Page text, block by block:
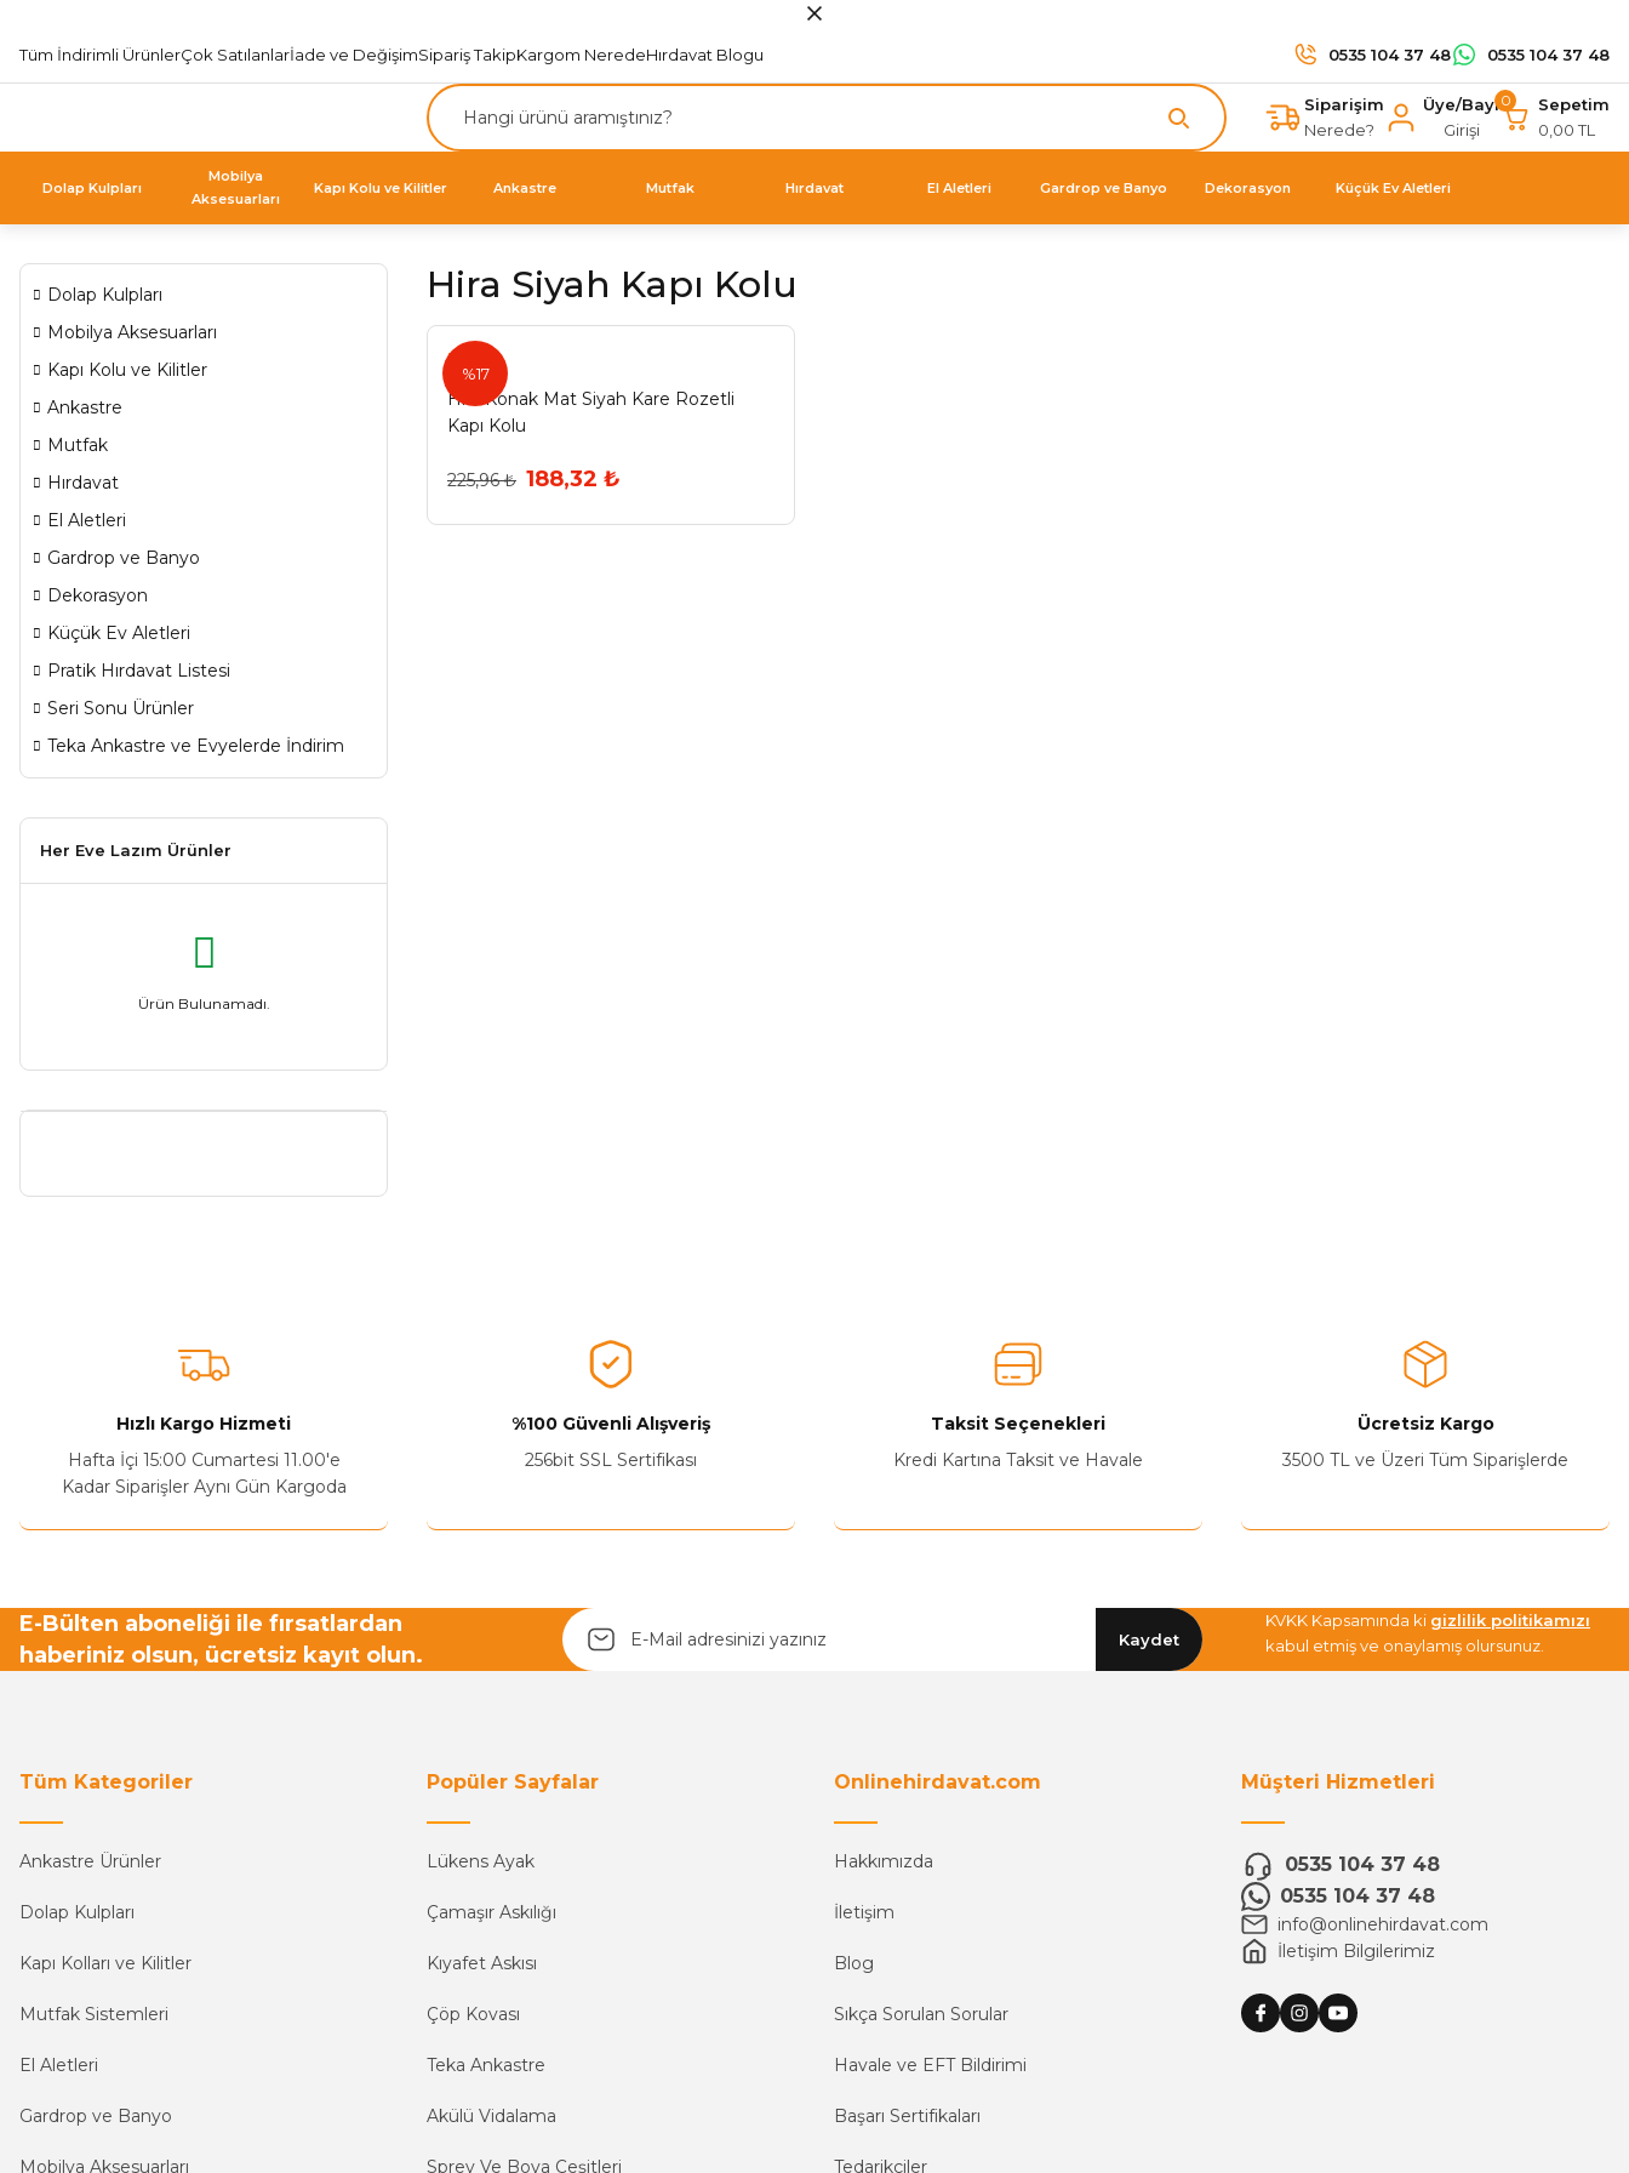
Tüm İndirimli ÜrünlerÇok Satılanlarİade ve DeğişimSipariş TakipKargom NeredeHırdavat Blogu 0535 104 37 48 0535 104 37 48
Siparişim
Nerede?
Üye/Bayi
Girişi
0
Sepetim
0,00 TL
Dolap Kulpları
Mobilya
Aksesuarları
Kapı Kolu ve Kilitler Ankastre Mutfak Hırdavat El Aletleri Gardrop ve Banyo Dekorasyon Küçük Ev Aletleri
Dolap Kulpları
Mobilya Aksesuarları
Kapı Kolu ve Kilitler
Ankastre
Mutfak
Hırdavat
El Aletleri
Gardrop ve Banyo
Dekorasyon
Küçük Ev Aletleri
Pratik Hırdavat Listesi
Seri Sonu Ürünler
Teka Ankastre ve Evyelerde İndirim
Her Eve Lazım Ürünler
Ürün Bulunamadı.
Hira Siyah Kapı Kolu
%17
Hira
Hira Konak Mat Siyah Kare Rozetli
Kapı Kolu
225,96 ₺ 188,32 ₺
Hızlı Kargo Hizmeti
Hafta İçi 15:00 Cumartesi 11.00'e
Kadar Siparişler Aynı Gün Kargoda
%100 Güvenli Alışveriş
256bit SSL Sertifikası
Taksit Seçenekleri
Kredi Kartına Taksit ve Havale
Ücretsiz Kargo
3500 TL ve Üzeri Tüm Siparişlerde
E-Bülten aboneliği ile fırsatlardan
haberiniz olsun, ücretsiz kayıt olun.
Kaydet
KVKK Kapsamında ki gizlilik politikamızı
kabul etmiş ve onaylamış olursunuz.
Tüm Kategoriler
Ankastre Ürünler
Dolap Kulpları
Kapı Kolları ve Kilitler
Mutfak Sistemleri
El Aletleri
Gardrop ve Banyo
Mobilya Aksesuarları
Popüler Sayfalar
Lükens Ayak
Çamaşır Askılığı
Kıyafet Askısı
Çöp Kovası
Teka Ankastre
Akülü Vidalama
Sprey Ve Boya Çeşitleri
Onlinehirdavat.com
Hakkımızda
İletişim
Blog
Sıkça Sorulan Sorular
Havale ve EFT Bildirimi
Başarı Sertifikaları
Tedarikçiler
Müşteri Hizmetleri
0535 104 37 48
0535 104 37 48
info@onlinehirdavat.com
İletişim Bilgilerimiz